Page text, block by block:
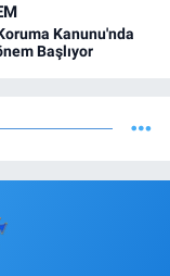
Kanunu'nda
Başlıyor